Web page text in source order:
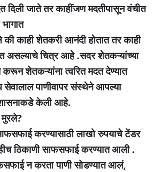
दिली जाते तर काहींजण मदतीपासून वंचीत
की काही शेतकरी आनंदी होतात तर काही
असल्याचे चित्र आहे .सदर शेतकऱ्यांच्या
शेतकऱ्यांना त्वरित मदत देण्यात
सेवालाल पाणीवापर संस्थेने आपल्या
केली आहे.
करण्यासाठी लाखो रुपयाचे टेंडर
ठिकाणी साफसफाई करण्यात आली .
न करता पाणी सोडण्यात आलं,